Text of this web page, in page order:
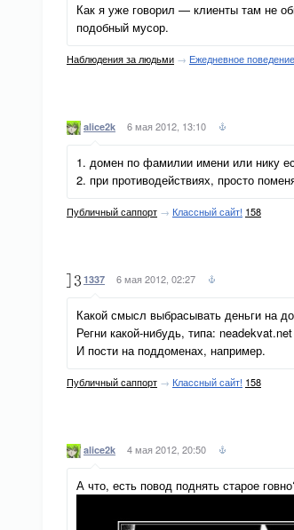
Как я уже говорил — клиенты там не
подобный мусор.
Наблюдения за людьми → Ежедневное
alice2k 6 мая 2012, 13:10
1. домен по фамилии имени или нику
2. при противодействиях, просто
Публичный саппорт → Классный сайт! 158
1337 6 мая 2012, 02:27
Какой смысл выбрасывать деньги на
Регни какой-нибудь, типа: neadekvat.net
И пости на поддоменах, например.
Публичный саппорт → Классный сайт! 158
alice2k 4 мая 2012, 20:50
А что, есть повод поднять старое